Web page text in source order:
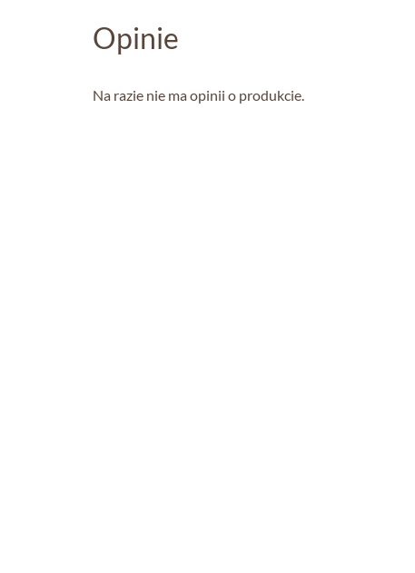
Opinie
Na razie nie ma opinii o produkcie.